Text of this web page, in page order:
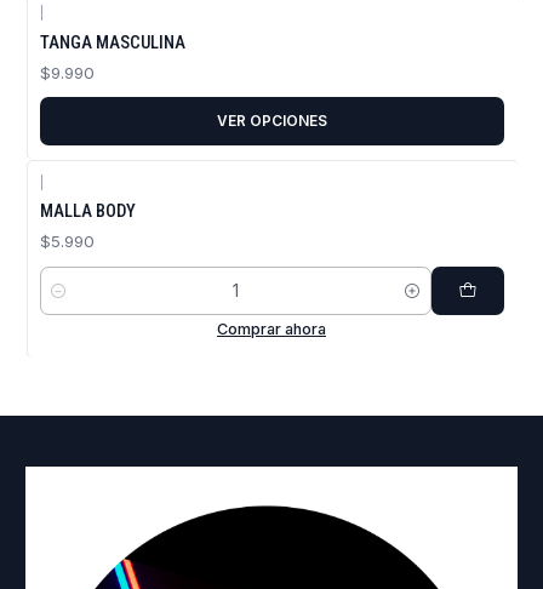
TANGA MASCULINA
$9.990
VER OPCIONES
MALLA BODY
$5.990
Cantidad
Comprar ahora